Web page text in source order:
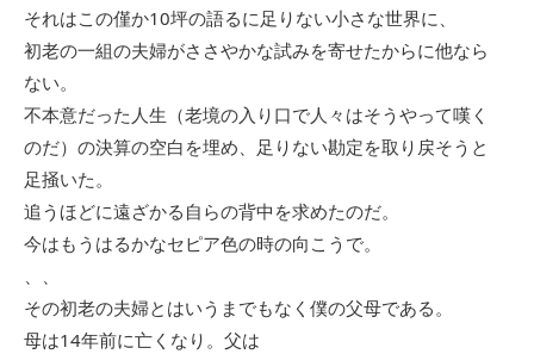
それはこの僅か10坪の語るに足りない小さな世界に、
初老の一組の夫婦がささやかな試みを寄せたからに他なら
ない。
不本意だった人生（老境の入り口で人々はそうやって嘆く
のだ）の決算の空白を埋め、足りない勘定を取り戻そうと
足掻いた。
追うほどに遠ざかる自らの背中を求めたのだ。
今はもうはるかなセピア色の時の向こうで。
、、
その初老の夫婦とはいうまでもなく僕の父母である。
母は14年前に亡くなり。父は